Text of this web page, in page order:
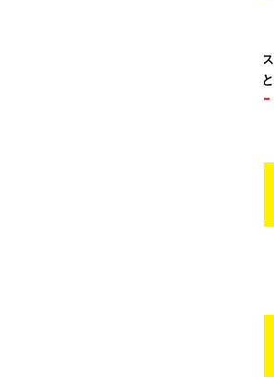
。ガソリンス
タンドや整備工場の既存インフラを活用すること
リー